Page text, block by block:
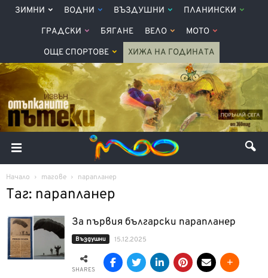
ЗИМНИ ВОДНИ ВЪЗДУШНИ ПЛАНИНСКИ
ГРАДСКИ БЯГАНЕ ВЕЛО МОТО
ОЩЕ СПОРТОВЕ ХИЖА НА ГОДИНАТА
Начало тагове парапланер
Таг: парапланер
За първия български парапланер
Въздушни 15.12.2025
SHARES